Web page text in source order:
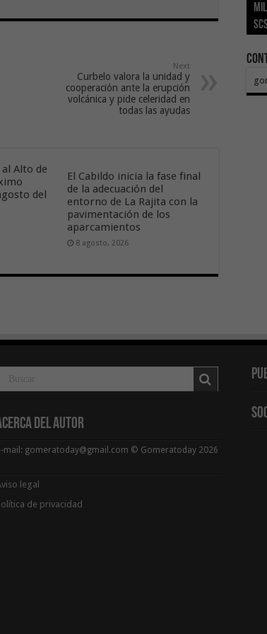
Next
Curbelo valora la unidad y
cooperación ante la erupción
volcánica y pide celeridad en
todas las ayudas
Alto de
del
El Cabildo inicia la fase final
de la adecuación del
entorno de La Rajita con la
pavimentación de los
aparcamientos
8 agosto, 2026
SCS
del Autor
mail: gomeratoday@gmail.com © Gomeratoday 2026
legal
de privacidad